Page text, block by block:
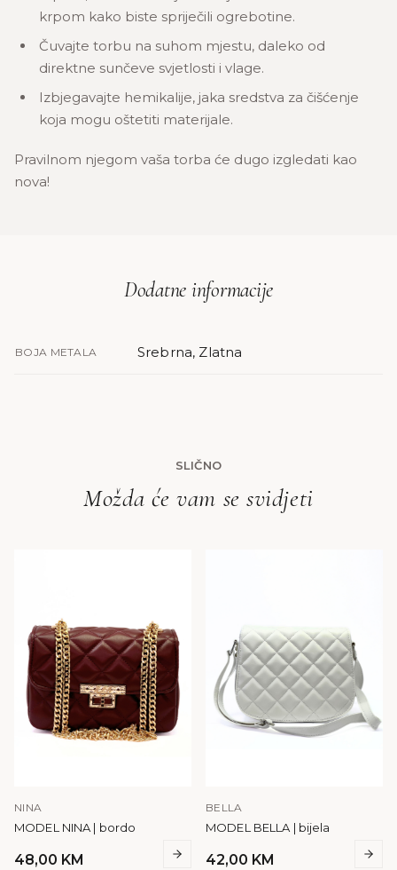
krpom kako biste spriječili ogrebotine.
Čuvajte torbu na suhom mjestu, daleko od
direktne sunčeve svjetlosti i vlage.
Izbjegavajte hemikalije, jaka sredstva za čišćenje
koja mogu oštetiti materijale.
Pravilnom njegom vaša torba će dugo izgledati kao
nova!
Dodatne informacije
BOJA METALA Srebrna, Zlatna
SLIČNO
Možda će vam se svidjeti
NINA
MODEL NINA | bordo
48,00 KM
BELLA
MODEL BELLA | bijela
42,00 KM